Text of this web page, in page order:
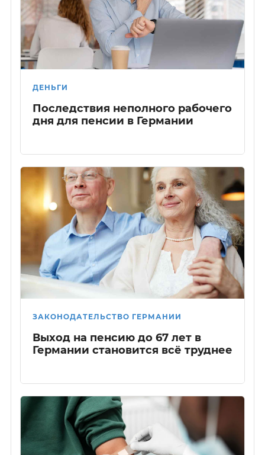
ДЕНЬГИ
Последствия неполного рабочего
дня для пенсии в Германии
ЗАКОНОДАТЕЛЬСТВО ГЕРМАНИИ
Выход на пенсию до 67 лет в
Германии становится всё труднее